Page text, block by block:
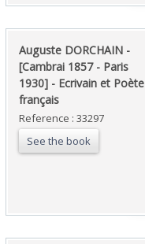
‎Auguste DORCHAIN -
[Cambrai 1857 - Paris
1930] - Ecrivain et Poète
français‎
Reference : 33297
See the book